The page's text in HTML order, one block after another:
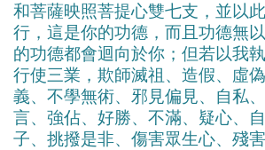
和菩薩映照菩提心雙七支，並以
行，這是你的功德，而且功德無
的功德都會迴向於你；但若以我
行使三業，欺師滅祖、造假、虛
義、不學無術、邪見偏見、自私
言、強佔、好勝、不滿、疑心、
子、挑撥是非、傷害眾生心、殘